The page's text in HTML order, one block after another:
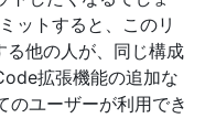
ットすると、このリ
他の人が、同じ構成
拡張機能の追加な
のユーザーが利用でき